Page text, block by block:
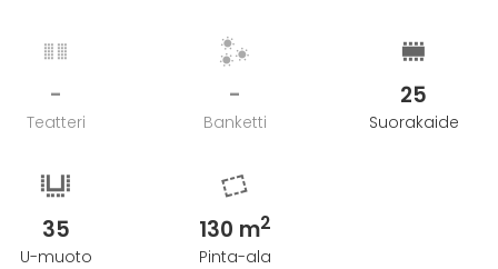
-
Teatteri
-
Banketti
25
Suorakaide
35
U-muoto
130 m2
Pinta-ala